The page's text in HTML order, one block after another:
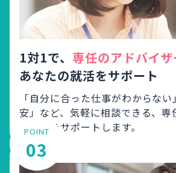
1対1で、 専任のアドバイザ
あなたの就活をサポート
「自分に合った仕事がわからな
安」など、 気軽に相談できる、専
が就活をサポートします。
POINT
03